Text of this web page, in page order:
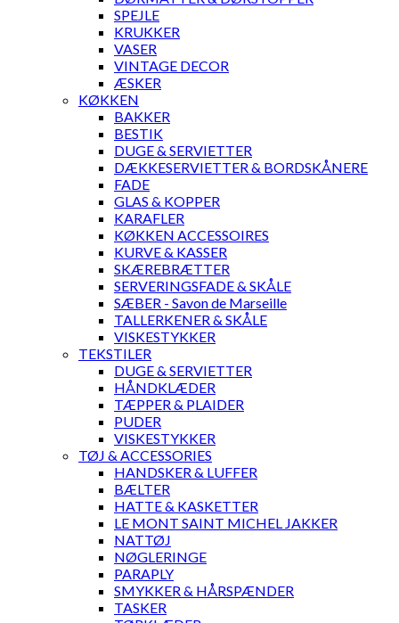
SPEJLE
KRUKKER
VASER
VINTAGE DECOR
ÆSKER
KØKKEN
BAKKER
BESTIK
DUGE & SERVIETTER
DÆKKESERVIETTER & BORDSKÅNERE
FADE
GLAS & KOPPER
KARAFLER
KØKKEN ACCESSOIRES
KURVE & KASSER
SKÆREBRÆTTER
SERVERINGSFADE & SKÅLE
SÆBER - Savon de Marseille
TALLERKENER & SKÅLE
VISKESTYKKER
TEKSTILER
DUGE & SERVIETTER
HÅNDKLÆDER
TÆPPER & PLAIDER
PUDER
VISKESTYKKER
TØJ & ACCESSORIES
HANDSKER & LUFFER
BÆLTER
HATTE & KASKETTER
LE MONT SAINT MICHEL JAKKER
NATTØJ
NØGLERINGE
PARAPLY
SMYKKER & HÅRSPÆNDER
TASKER